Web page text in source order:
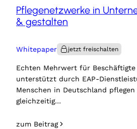
Pflegenetzwerke in
& gestalten
Whitepaper
Echten Mehrwert für
unterstützt durch EAP-
Menschen in Deutschland pflegen
gleichzeitig…
zum Beitrag